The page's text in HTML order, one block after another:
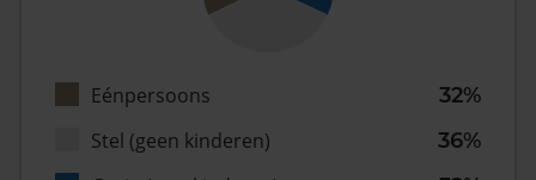
Eénpersoons
32%
Stel (geen kinderen)
36%